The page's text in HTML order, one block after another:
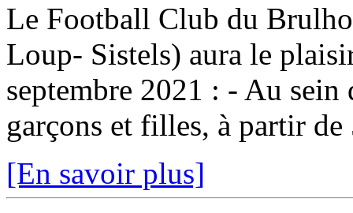
Le Football Club du
Loup- Sistels) aura le
septembre 2021 : - Au sein
garçons et filles, à partir
[En savoir plus]